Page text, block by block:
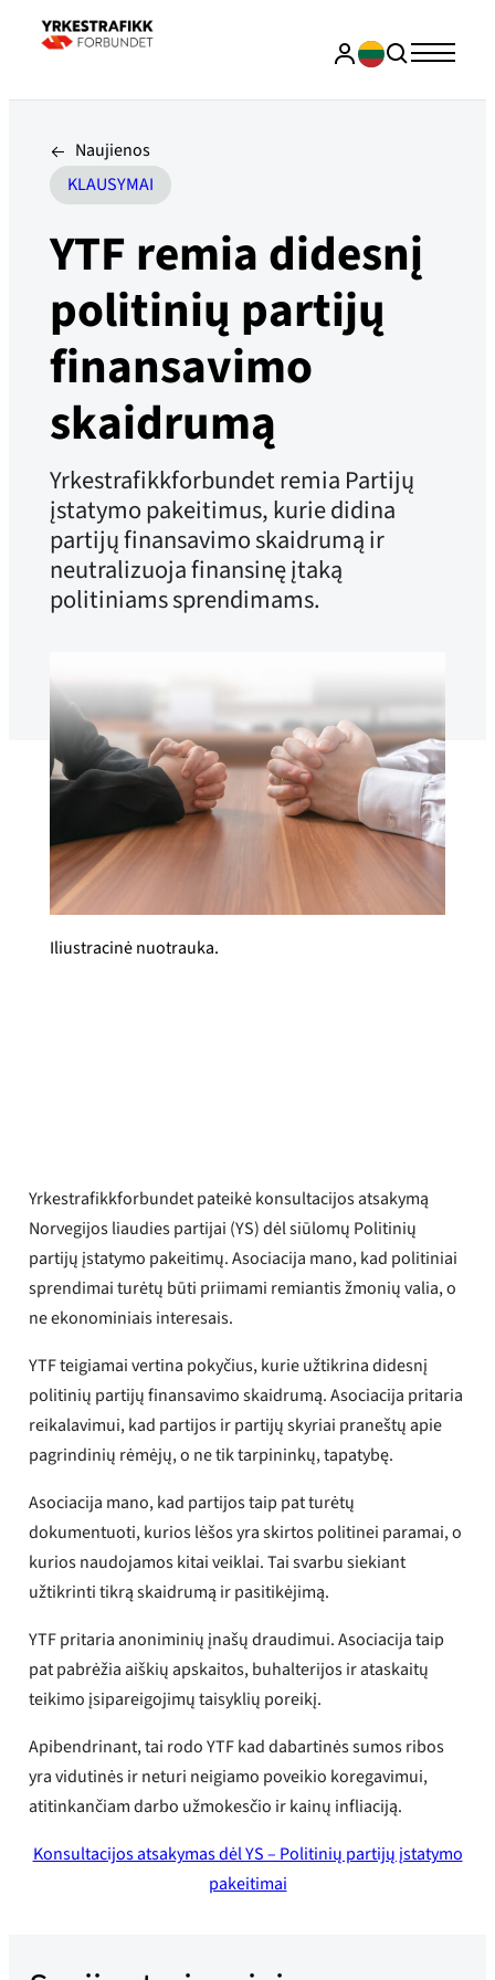
Naujienos
KLAUSYMAI
YTF remia didesnį
politinių partijų
finansavimo
skaidrumą
Yrkestrafikkforbundet remia Partijų
įstatymo pakeitimus, kurie didina
partijų finansavimo skaidrumą ir
neutralizuoja finansinę įtaką
politiniams sprendimams.
Iliustracinė nuotrauka.
Yrkestrafikkforbundet pateikė konsultacijos atsakymą
Norvegijos liaudies partijai (YS) dėl siūlomų Politinių
partijų įstatymo pakeitimų. Asociacija mano, kad politiniai
sprendimai turėtų būti priimami remiantis žmonių valia, o
ne ekonominiais interesais.
YTF teigiamai vertina pokyčius, kurie užtikrina didesnį
politinių partijų finansavimo skaidrumą. Asociacija pritaria
reikalavimui, kad partijos ir partijų skyriai praneštų apie
pagrindinių rėmėjų, o ne tik tarpininkų, tapatybę.
Asociacija mano, kad partijos taip pat turėtų
dokumentuoti, kurios lėšos yra skirtos politinei paramai, o
kurios naudojamos kitai veiklai. Tai svarbu siekiant
užtikrinti tikrą skaidrumą ir pasitikėjimą.
YTF pritaria anoniminių įnašų draudimui. Asociacija taip
pat pabrėžia aiškių apskaitos, buhalterijos ir ataskaitų
teikimo įsipareigojimų taisyklių poreikį.
Apibendrinant, tai rodo YTF kad dabartinės sumos ribos
yra vidutinės ir neturi neigiamo poveikio koregavimui,
atitinkančiam darbo užmokesčio ir kainų infliaciją.
Konsultacijos atsakymas dėl YS – Politinių partijų įstatymo
pakeitimai